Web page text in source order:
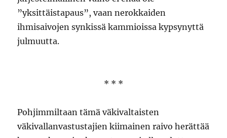
”yksittäistapaus”, vaan nerokkaiden
ihmisaivojen synkissä kammioissa kypsynyttä
julmuutta.
* * *
Pohjimmiltaan tämä väkivaltaisten
väkivallanvastustajien kiimainen raivo herättää